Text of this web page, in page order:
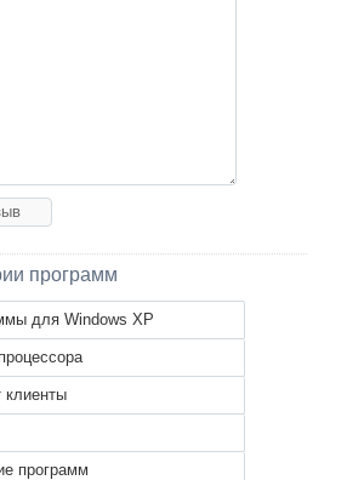
программ
для Windows XP
клиенты
программ